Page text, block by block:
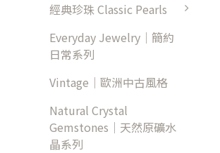
經典珍珠 Classic Pearls
Everyday Jewelry｜簡約
日常系列
Vintage｜歐洲中古風格
Natural Crystal
Gemstones｜天然原礦水
晶系列